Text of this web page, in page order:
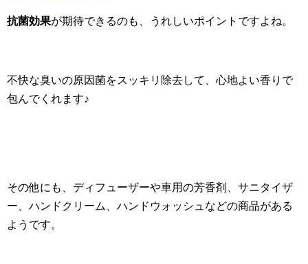
抗菌効果が期待できるのも、うれしいポイントですよね。
不快な臭いの原因菌をスッキリ除去して、心地よい香りで
包んでくれます♪
その他にも、ディフューザーや車用の芳香剤、サニタイザ
ー、ハンドクリーム、ハンドウォッシュなどの商品がある
ようです。